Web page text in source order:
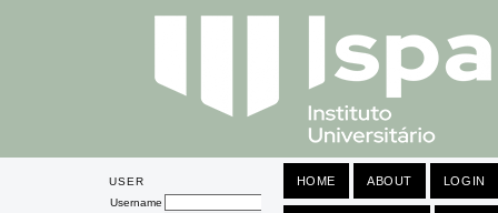
USER
Username
HOME ABOUT LOGIN